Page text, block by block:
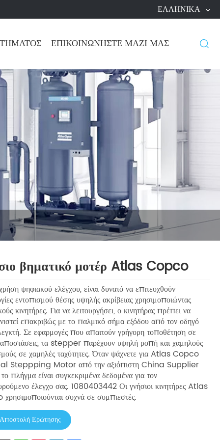
ΕΛΛΗΝΙΚΆ
ΕΠΙΚΟΙΝΩΝΉΣΤΕ ΜΑΖΊ ΜΑΣ 
βηματικό μοτέρ Atlas Copco
ψηφιακού ελέγχου, είναι δυνατό να επιτευχθούν
εντοπισμού θέσης υψηλής ακρίβειας χρησιμοποιώντας
κινητήρες. Για να λειτουργήσει, ο κινητήρας πρέπει να
επακριβώς με το παλμικό σήμα εξόδου από τον οδηγό
Σε εφαρμογές που απαιτούν γρήγορη τοποθέτηση σε
αποστάσεις, τα stepper παρέχουν υψηλή ροπή και χαμηλούς
σε χαμηλές ταχύτητες. Όταν ψάχνετε για Atlas Copco
Steppping Motor από την αξιόπιστη China Supplier
πλήγμα είναι συγκεκριμένα δεδομένα για τον
έλεγχο σας. 1080403442 Οι γνήσιοι κινητήρες Atlas
συχνά σε συμπιεστές.
Αποστολή Ερώτησης